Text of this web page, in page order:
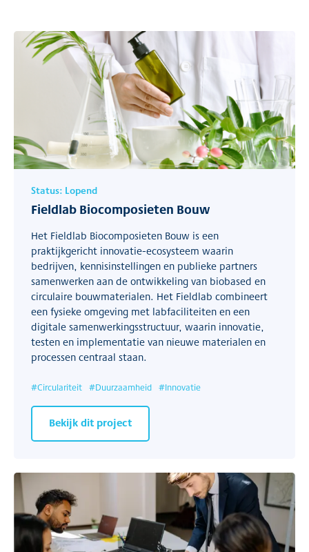
Status: Lopend
Fieldlab Biocomposieten Bouw
Het Fieldlab Biocomposieten Bouw is een
praktijkgericht innovatie-ecosysteem waarin
bedrijven, kennisinstellingen en publieke partners
samenwerken aan de ontwikkeling van biobased en
circulaire bouwmaterialen. Het Fieldlab combineert
een fysieke omgeving met labfaciliteiten en een
digitale samenwerkingsstructuur, waarin innovatie,
testen en implementatie van nieuwe materialen en
processen centraal staan.
#Circulariteit #Duurzaamheid #Innovatie
Bekijk dit project